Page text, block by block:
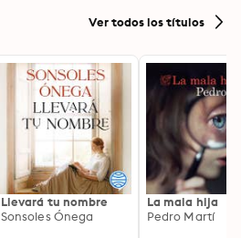
Ver todos los títulos
Llevará tu nombre
Sonsoles Ónega
La mala hija
Pedro Martí